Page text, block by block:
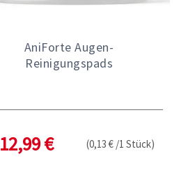
AniForte Augen-
Reinigungspads
12,99 € (0,13 € /1 Stück)